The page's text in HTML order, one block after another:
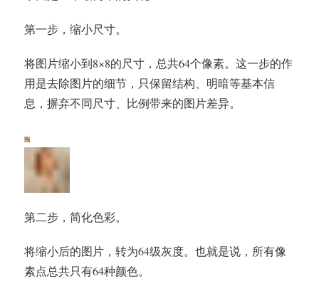
第一步，缩小尺寸。
将图片缩小到8×8的尺寸，总共64个像素。这一步的作
用是去除图片的细节，只保留结构、明暗等基本信
息，摒弃不同尺寸、比例带来的图片差异。
第二步，简化色彩。
将缩小后的图片，转为64级灰度。也就是说，所有像
素点总共只有64种颜色。